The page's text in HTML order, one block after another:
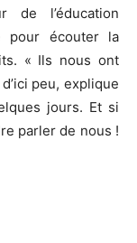
de l’éducation
pour écouter la
« Ils nous ont
peu, explique
jours. Et si
parler de nous !